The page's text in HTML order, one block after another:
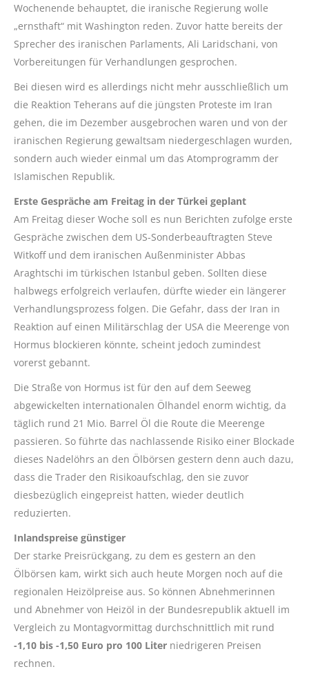
Wochenende behauptet, die iranische Regierung wolle
„ernsthaft“ mit Washington reden. Zuvor hatte bereits der
Sprecher des iranischen Parlaments, Ali Laridschani, von
Vorbereitungen für Verhandlungen gesprochen.
Bei diesen wird es allerdings nicht mehr ausschließlich um
die Reaktion Teherans auf die jüngsten Proteste im Iran
gehen, die im Dezember ausgebrochen waren und von der
iranischen Regierung gewaltsam niedergeschlagen wurden,
sondern auch wieder einmal um das Atomprogramm der
Islamischen Republik.
Erste Gespräche am Freitag in der Türkei geplant
Am Freitag dieser Woche soll es nun Berichten zufolge erste
Gespräche zwischen dem US-Sonderbeauftragten Steve
Witkoff und dem iranischen Außenminister Abbas
Araghtschi im türkischen Istanbul geben. Sollten diese
halbwegs erfolgreich verlaufen, dürfte wieder ein längerer
Verhandlungsprozess folgen. Die Gefahr, dass der Iran in
Reaktion auf einen Militärschlag der USA die Meerenge von
Hormus blockieren könnte, scheint jedoch zumindest
vorerst gebannt.
Die Straße von Hormus ist für den auf dem Seeweg
abgewickelten internationalen Ölhandel enorm wichtig, da
täglich rund 21 Mio. Barrel Öl die Route die Meerenge
passieren. So führte das nachlassende Risiko einer Blockade
dieses Nadelöhrs an den Ölbörsen gestern denn auch dazu,
dass die Trader den Risikoaufschlag, den sie zuvor
diesbezüglich eingepreist hatten, wieder deutlich
reduzierten.
Inlandspreise günstiger
Der starke Preisrückgang, zu dem es gestern an den
Ölbörsen kam, wirkt sich auch heute Morgen noch auf die
regionalen Heizölpreise aus. So können Abnehmerinnen
und Abnehmer von Heizöl in der Bundesrepublik aktuell im
Vergleich zu Montagvormittag durchschnittlich mit rund
-1,10 bis -1,50 Euro pro 100 Liter niedrigeren Preisen
rechnen.